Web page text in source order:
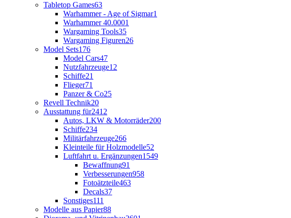
Tabletop Games63
Warhammer - Age of Sigmar1
Warhammer 40.0001
Wargaming Tools35
Wargaming Figuren26
Model Sets176
Model Cars47
Nutzfahrzeuge12
Schiffe21
Flieger71
Panzer & Co25
Revell Technik20
Ausstattung für2412
Autos, LKW & Motorräder200
Schiffe234
Militärfahrzeuge266
Kleinteile für Holzmodelle52
Luftfahrt u. Ergänzungen1549
Bewaffnung91
Verbesserungen958
Fotoätzteile463
Decals37
Sonstiges111
Modelle aus Papier88